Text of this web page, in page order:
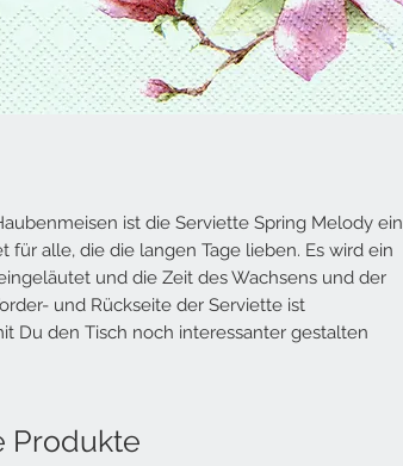
Produkte
ist die Serviette Spring Melody ein
für alle, die die langen Tage lieben. Es wird ein
und die Zeit des Wachsens und der
und Rückseite der Serviette ist
Du den Tisch noch interessanter gestalten